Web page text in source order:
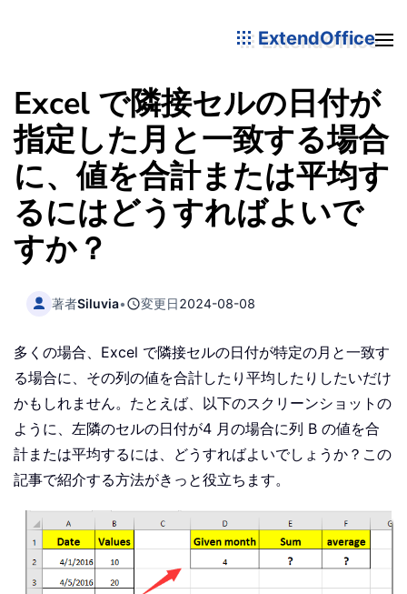
ExtendOffice
Excel で隣接セルの日付が
指定した月と一致する場合
に、値を合計または平均す
るにはどうすればよいで
すか？
著者Siluvia• 変更日2024-08-08
多くの場合、Excel で隣接セルの日付が特定の月と一致す
る場合に、その列の値を合計したり平均したりしたいだけ
かもしれません。たとえば、以下のスクリーンショットの
ように、左隣のセルの日付が4 月の場合に列 B の値を合
計または平均するには、どうすればよいでしょうか？この
記事で紹介する方法がきっと役立ちます。